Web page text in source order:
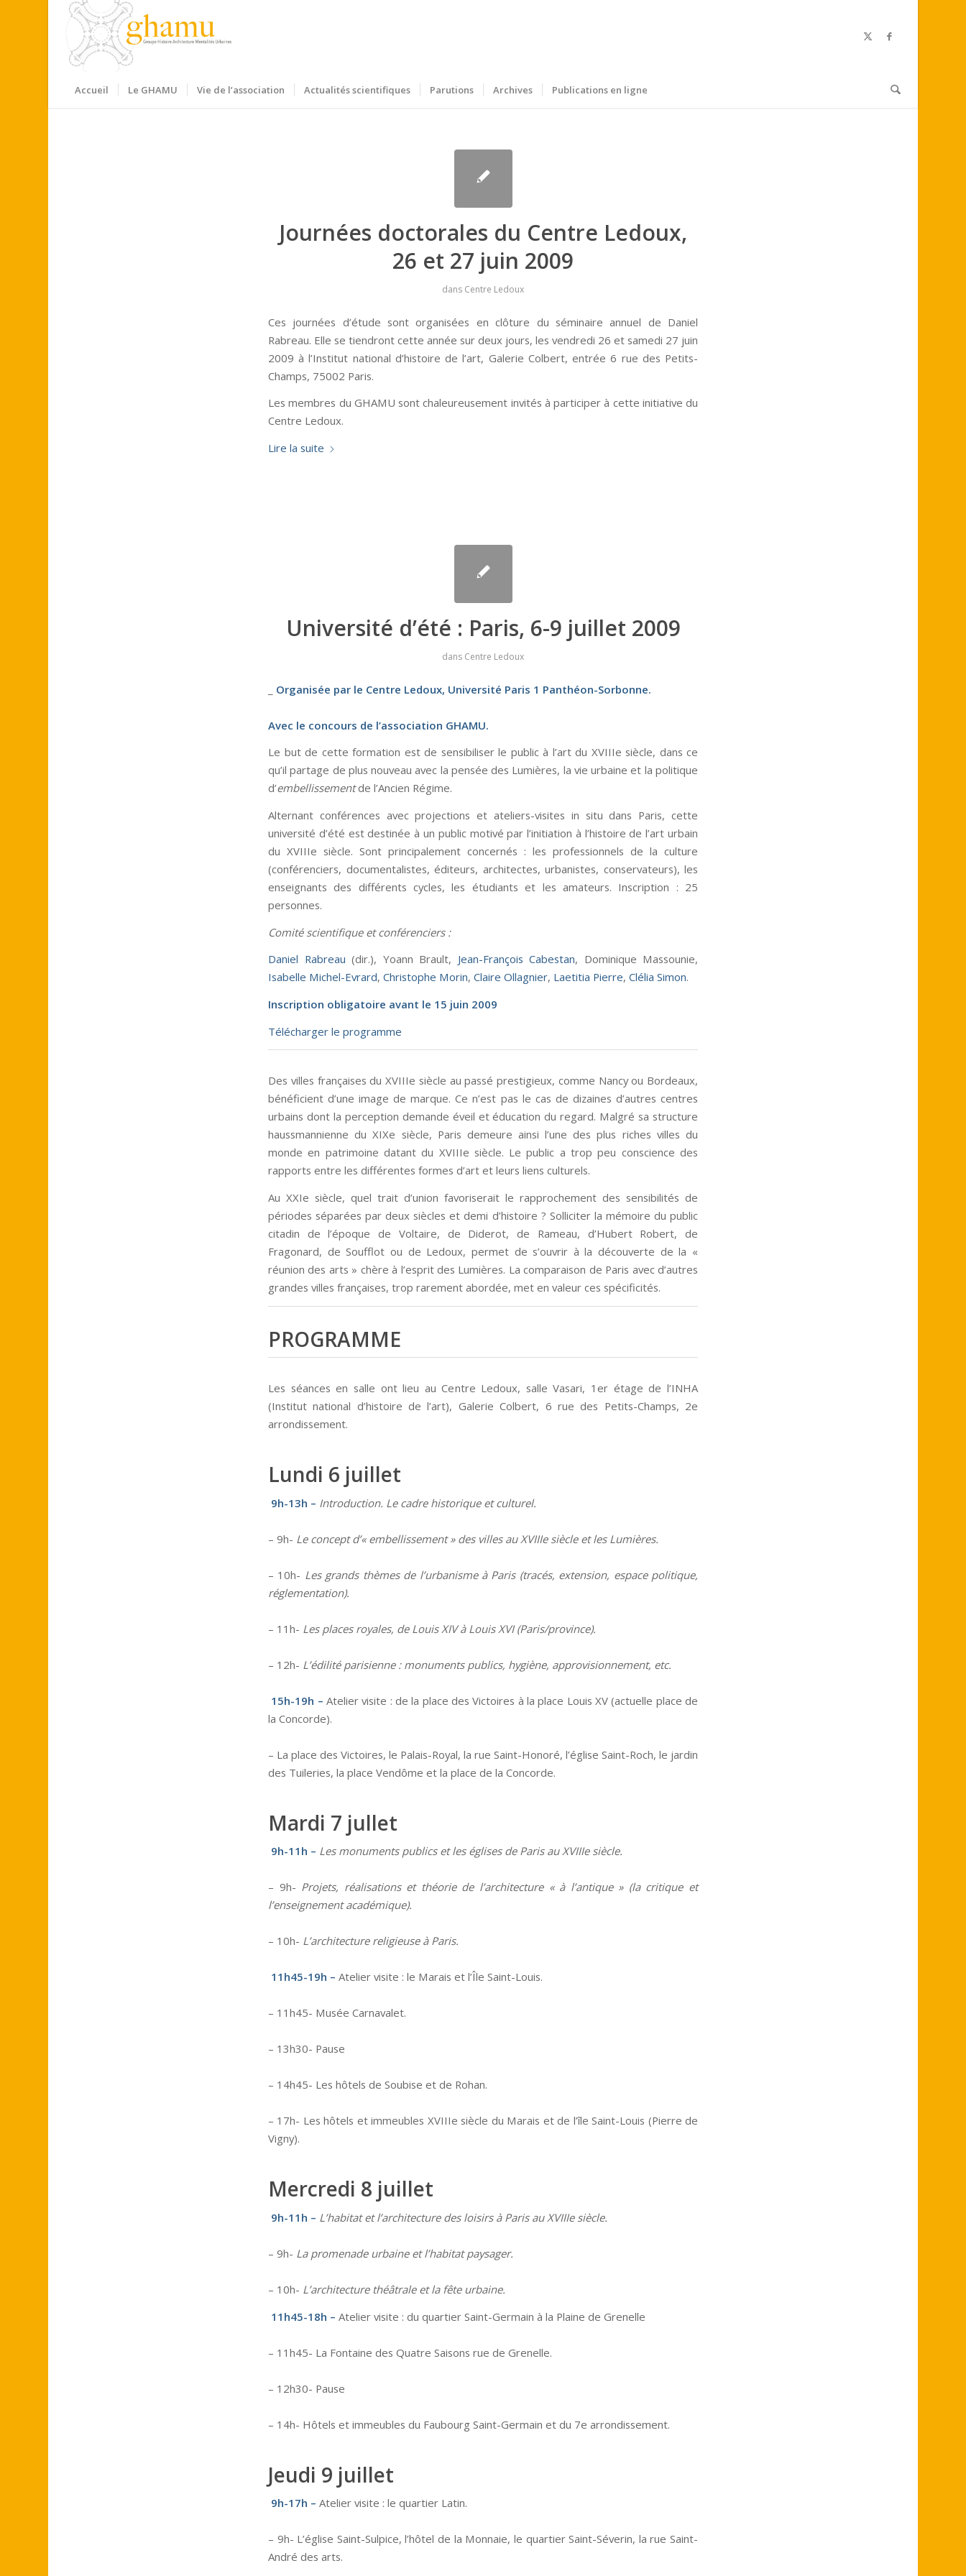
Accueil Le GHAMU Vie de l’association Actualités scientifiques Parutions Archives Publications en ligne
Journées doctorales du Centre Ledoux,
26 et 27 juin 2009
dans Centre Ledoux
Ces journées d’étude sont organisées en clôture du séminaire annuel de Daniel
Rabreau. Elle se tiendront cette année sur deux jours, les vendredi 26 et samedi 27 juin
2009 à l’Institut national d’histoire de l’art, Galerie Colbert, entrée 6 rue des Petits-
Champs, 75002 Paris.
Les membres du GHAMU sont chaleureusement invités à participer à cette initiative du
Centre Ledoux.
Lire la suite
Université d’été : Paris, 6-9 juillet 2009
dans Centre Ledoux
Organisée par le Centre Ledoux, Université Paris 1 Panthéon-Sorbonne.
Avec le concours de l’association GHAMU.
Le but de cette formation est de sensibiliser le public à l’art du XVIIIe siècle, dans ce
qu’il partage de plus nouveau avec la pensée des Lumières, la vie urbaine et la politique
d’embellissementde l’Ancien Régime.
Alternant conférences avec projections et ateliers-visites in situ dans Paris, cette
université d’été est destinée à un public motivé par l’initiation à l’histoire de l’art urbain
du XVIIIe siècle. Sont principalement concernés : les professionnels de la culture
(conférenciers, documentalistes, éditeurs, architectes, urbanistes, conservateurs), les
enseignants des différents cycles, les étudiants et les amateurs. Inscription : 25
personnes.
Comité scientifique et conférenciers :
Daniel Rabreau (dir.), Yoann Brault, Jean-François Cabestan, Dominique Massounie,
Isabelle Michel-Evrard, Christophe Morin, Claire Ollagnier, Laetitia Pierre, Clélia Simon.
Inscription obligatoire avant le 15 juin 2009
Télécharger le programme
Des villes françaises du XVIIIe siècle au passé prestigieux, comme Nancy ou Bordeaux,
bénéficient d’une image de marque. Ce n’est pas le cas de dizaines d’autres centres
urbains dont la perception demande éveil et éducation du regard. Malgré sa structure
haussmannienne du XIXe siècle, Paris demeure ainsi l’une des plus riches villes du
monde en patrimoine datant du XVIIIe siècle. Le public a trop peu conscience des
rapports entre les différentes formes d’art et leurs liens culturels.
Au XXIe siècle, quel trait d’union favoriserait le rapprochement des sensibilités de
périodes séparées par deux siècles et demi d’histoire ? Solliciter la mémoire du public
citadin de l’époque de Voltaire, de Diderot, de Rameau, d’Hubert Robert, de
Fragonard, de Soufflot ou de Ledoux, permet de s’ouvrir à la découverte de la «
réunion des arts » chère à l’esprit des Lumières. La comparaison de Paris avec d’autres
grandes villes françaises, trop rarement abordée, met en valeur ces spécificités.
PROGRAMME
Les séances en salle ont lieu au Centre Ledoux, salle Vasari, 1er étage de l’INHA
(Institut national d’histoire de l’art), Galerie Colbert, 6 rue des Petits-Champs, 2e
arrondissement.
Lundi 6 juillet
9h-13h – Introduction. Le cadre historique et culturel.
– 9h- Le concept d’« embellissement » des villes au XVIIIe siècle et les Lumières.
– 10h- Les grands thèmes de l’urbanisme à Paris (tracés, extension, espace politique,
réglementation).
– 11h- Les places royales, de Louis XIV à Louis XVI (Paris/province).
– 12h- L’édilité parisienne : monuments publics, hygiène, approvisionnement, etc.
15h-19h – Atelier visite : de la place des Victoires à la place Louis XV (actuelle place de
la Concorde).
– La place des Victoires, le Palais-Royal, la rue Saint-Honoré, l’église Saint-Roch, le jardin
des Tuileries, la place Vendôme et la place de la Concorde.
Mardi 7 jullet
9h-11h – Les monuments publics et les églises de Paris au XVIIIe siècle.
– 9h- Projets, réalisations et théorie de l’architecture « à l’antique » (la critique et
l’enseignement académique).
– 10h- L’architecture religieuse à Paris.
11h45-19h – Atelier visite : le Marais et l’Île Saint-Louis.
– 11h45- Musée Carnavalet.
– 13h30- Pause
– 14h45- Les hôtels de Soubise et de Rohan.
– 17h- Les hôtels et immeubles XVIIIe siècle du Marais et de l’île Saint-Louis (Pierre de
Vigny).
Mercredi 8 juillet
9h-11h – L’habitat et l’architecture des loisirs à Paris au XVIIIe siècle.
– 9h- La promenade urbaine et l’habitat paysager.
– 10h- L’architecture théâtrale et la fête urbaine.
11h45-18h – Atelier visite : du quartier Saint-Germain à la Plaine de Grenelle
– 11h45- La Fontaine des Quatre Saisons rue de Grenelle.
– 12h30- Pause
– 14h- Hôtels et immeubles du Faubourg Saint-Germain et du 7e arrondissement.
Jeudi 9 juillet
9h-17h – Atelier visite : le quartier Latin.
– 9h- L’église Saint-Sulpice, l’hôtel de la Monnaie, le quartier Saint-Séverin, la rue Saint-
André des arts.